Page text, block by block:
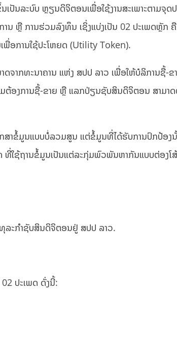
ລະບົບ ຫຼຽນດິຈິຕອນເພື່ອໃຊ້ງານສະເພາະຕາມຈຸດປ
ນ ຫຼື ການຮ່ວມລົງທຶນ ເຊິ່ງແບ່ງເປັນ 02 ປະເພດຫຼັກ
ອການໃຊ້ປະໂຫຍດ (Utility Token).
ຈາກທະນາຄານ ແຫ່ງ ສປປ ລາວ ເພື່ອໃຫ້ບໍລິການຊື້-
ອງການຊື້-ຂາຍ ຫຼື ແລກປ່ຽນຊັບສິນດິຈິຕອນ ສາມາ
ສາຂໍ້ມູນແບບບໍ່ລວມສູນ ແຕ່ຂໍ້ມູນທີ່ໄດ້ຮັບການປົກປ້ອງ
ທີ່ໃຊ້ຖານຂໍ້ມູນເປັນແຕ່ລະກຸ່ມພົວພັນຫາກັນແບບຕ່ອງໂ
ລະກໍາຊັບສິນດິຈິຕອນຢູ່ ສປປ ລາວ.
ປະເພດ ດັ່ງນີ້: